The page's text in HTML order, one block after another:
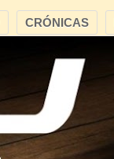
CRÓNICAS